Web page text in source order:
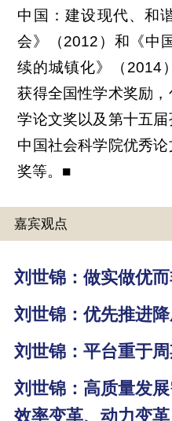
中国：建设现代、和
会》（2012）和《中
续的城镇化》（2014
获得全国性学术奖励
学论文奖以及第十五届
中国社会科学院优秀
奖等。■
嘉宾观点
刘世锦：做实做优
刘世锦：优先推进
刘世锦：平台重于周
刘世锦：高质量发展
效率变革、动力变革